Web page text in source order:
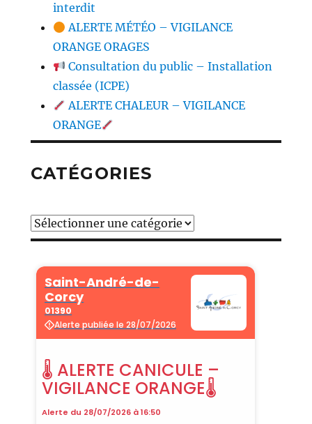
interdit
ALERTE MÉTÉO – VIGILANCE
ORANGE ORAGES
Consultation du public – Installation
classée (ICPE)
ALERTE CHALEUR – VIGILANCE
ORANGE
CATÉGORIES
Catégories